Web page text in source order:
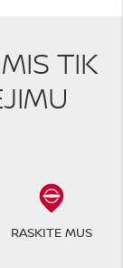
TIK
RASKITE MUS